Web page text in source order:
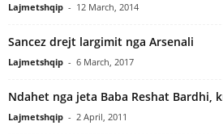
Lajmetshqip - 12 March, 2014
Sancez drejt largimit nga Arsenali
Lajmetshqip - 6 March, 2017
Ndahet nga jeta Baba Reshat Bardhi,
Lajmetshqip - 2 April, 2011